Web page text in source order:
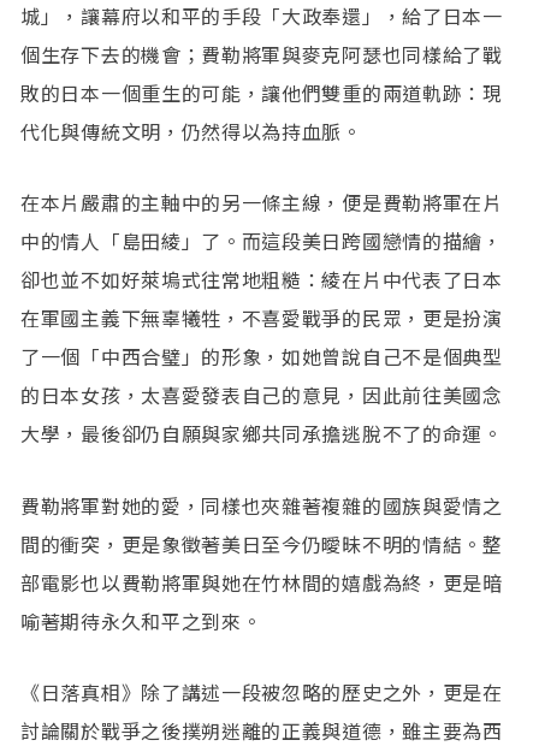
城」，讓幕府以和平的手段「大政奉還」，給了日本一
個生存下去的機會；費勒將軍與麥克阿瑟也同樣給了戰
敗的日本一個重生的可能，讓他們雙重的兩道軌跡：現
代化與傳統文明，仍然得以為持血脈。
在本片嚴肅的主軸中的另一條主線，便是費勒將軍在片
中的情人「島田綾」了。而這段美日跨國戀情的描繪，
卻也並不如好萊塢式往常地粗糙：綾在片中代表了日本
在軍國主義下無辜犧牲，不喜愛戰爭的民眾，更是扮演
了一個「中西合璧」的形象，如她曾說自己不是個典型
的日本女孩，太喜愛發表自己的意見，因此前往美國念
大學，最後卻仍自願與家鄉共同承擔逃脫不了的命運。
費勒將軍對她的愛，同樣也夾雜著複雜的國族與愛情之
間的衝突，更是象徵著美日至今仍曖昧不明的情結。整
部電影也以費勒將軍與她在竹林間的嬉戲為終，更是暗
喻著期待永久和平之到來。
《日落真相》除了講述一段被忽略的歷史之外，更是在
討論關於戰爭之後撲朔迷離的正義與道德，雖主要為西